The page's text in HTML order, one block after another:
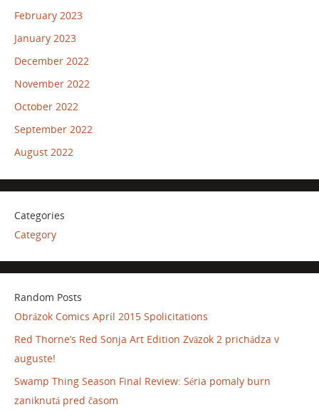
February 2023
January 2023
December 2022
November 2022
October 2022
September 2022
August 2022
Categories
Category
Random Posts
Obrázok Comics Apríl 2015 Spolicitations
Red Thorne’s Red Sonja Art Edition Zväzok 2 prichádza v
auguste!
Swamp Thing Season Final Review: Séria pomaly burn
zaniknutá pred časom